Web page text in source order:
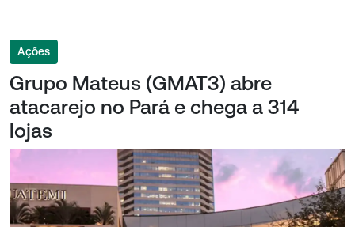
Ações
Grupo Mateus (GMAT3) abre
atacarejo no Pará e chega a 314
lojas